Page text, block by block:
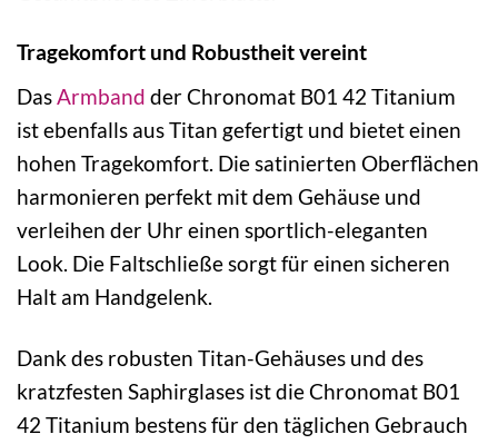
Tragekomfort und Robustheit vereint
DasArmband der Chronomat B01 42 Titanium
ist ebenfalls aus Titan gefertigt und bietet einen
hohen Tragekomfort. Die satinierten Oberflächen
harmonieren perfekt mit dem Gehäuse und
verleihen der Uhr einen sportlich-eleganten
Look. Die Faltschließe sorgt für einen sicheren
Halt am Handgelenk.
Dank des robusten Titan-Gehäuses und des
kratzfesten Saphirglases ist die Chronomat B01
42 Titanium bestens für den täglichen Gebrauch